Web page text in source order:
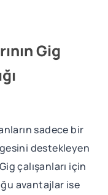
Gig
sadece bir
destekleyen
çalışanları için
avantajlar ise